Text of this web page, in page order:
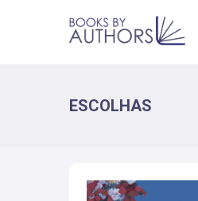
ESCOLHAS